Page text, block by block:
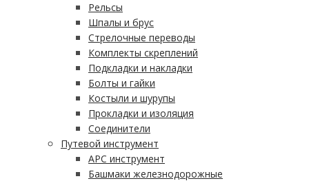
Рельсы
Шпалы и брус
Стрелочные переводы
Комплекты скреплений
Подкладки и накладки
Болты и гайки
Костыли и шурупы
Прокладки и изоляция
Соединители
Путевой инструмент
АРС инструмент
Башмаки железнодорожные